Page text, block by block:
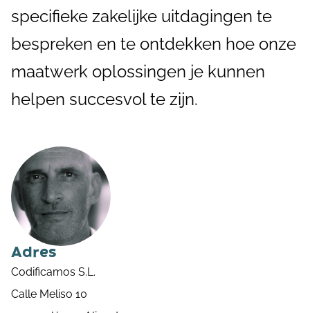
specifieke zakelijke uitdagingen te
bespreken en te ontdekken hoe onze
maatwerk oplossingen je kunnen
helpen succesvol te zijn.
Adres
Codificamos S.L.
Calle Meliso 10